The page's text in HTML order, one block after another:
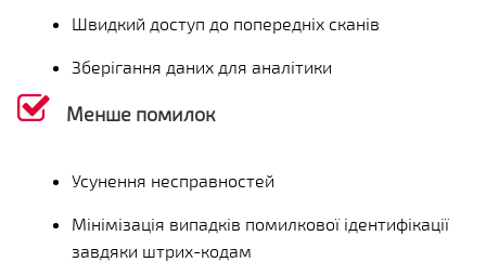
Швидкий доступ до попередніх сканів
Зберігання даних для аналітики
Менше помилок
Усунення несправностей
Мінімізація випадків помилкової ідентифікації
завдяки штрих-кодам